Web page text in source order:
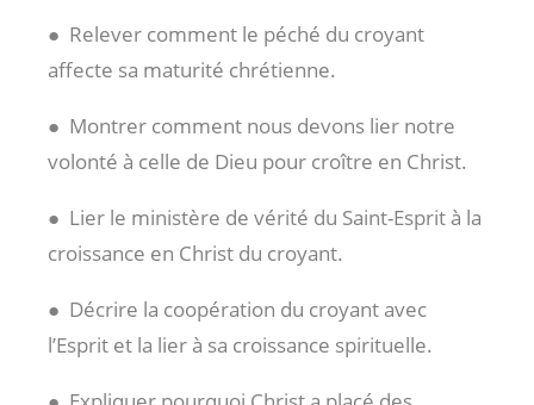
● Relever comment le péché du croyant
affecte sa maturité chrétienne.
● Montrer comment nous devons lier notre
volonté à celle de Dieu pour croître en Christ.
● Lier le ministère de vérité du Saint-Esprit à la
croissance en Christ du croyant.
● Décrire la coopération du croyant avec
l’Esprit et la lier à sa croissance spirituelle.